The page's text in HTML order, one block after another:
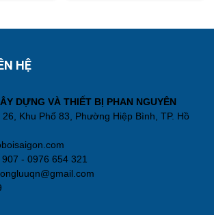
HỆ
DỰNG VÀ THIẾT BỊ PHAN NGUYÊN
Khu Phố 83, Phường Hiệp Bình, TP. Hồ
- 0976 654 321